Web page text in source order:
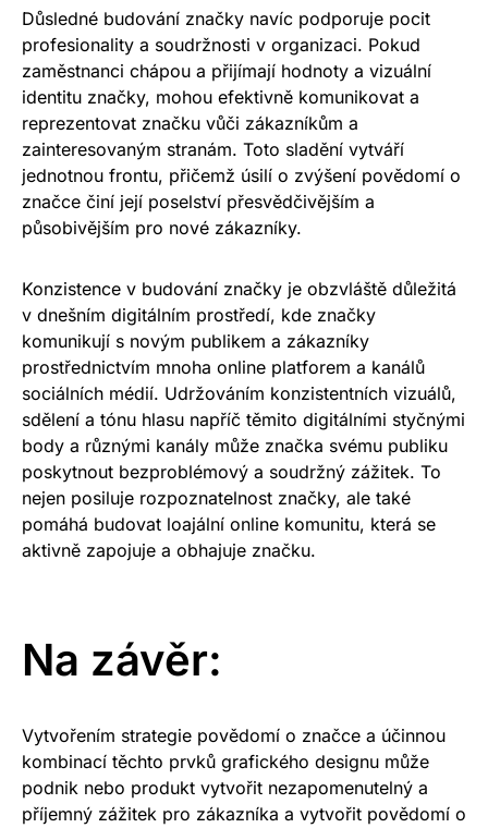
Důsledné budování značky navíc podporuje pocit
profesionality a soudržnosti v organizaci. Pokud
zaměstnanci chápou a přijímají hodnoty a vizuální
identitu značky, mohou efektivně komunikovat a
reprezentovat značku vůči zákazníkům a
zainteresovaným stranám. Toto sladění vytváří
jednotnou frontu, přičemž úsilí o zvýšení povědomí o
značce činí její poselství přesvědčivějším a
působivějším pro nové zákazníky.
Konzistence v budování značky je obzvláště důležitá
v dnešním digitálním prostředí, kde značky
komunikují s novým publikem a zákazníky
prostřednictvím mnoha online platforem a kanálů
sociálních médií. Udržováním konzistentních vizuálů,
sdělení a tónu hlasu napříč těmito digitálními styčnými
body a různými kanály může značka svému publiku
poskytnout bezproblémový a soudržný zážitek. To
nejen posiluje rozpoznatelnost značky, ale také
pomáhá budovat loajální online komunitu, která se
aktivně zapojuje a obhajuje značku.
Na závěr:
Vytvořením strategie povědomí o značce a účinnou
kombinací těchto prvků grafického designu může
podnik nebo produkt vytvořit nezapomenutelný a
příjemný zážitek pro zákazníka a vytvořit povědomí o